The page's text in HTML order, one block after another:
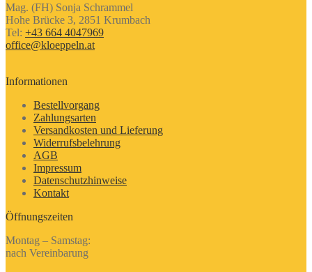
Mag. (FH) Sonja Schrammel
Hohe Brücke 3, 2851 Krumbach
Tel: +43 664 4047969
office@kloeppeln.at
Informationen
Bestellvorgang
Zahlungsarten
Versandkosten und Lieferung
Widerrufsbelehrung
AGB
Impressum
Datenschutzhinweise
Kontakt
Öffnungszeiten
Montag – Samstag:
nach Vereinbarung